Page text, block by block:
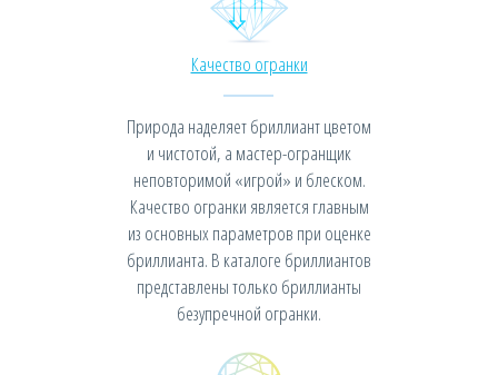
Качество огранки
Природа наделяет бриллиант цветом
и чистотой, а мастер-огранщик
неповторимой «игрой» и блеском.
Качество огранки является главным
из основных параметров при оценке
бриллианта. В каталоге бриллиантов
представлены только бриллианты
безупречной огранки.